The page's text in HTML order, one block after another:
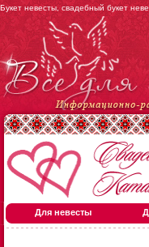
Букет невесты, свадебный букет
Для невесты